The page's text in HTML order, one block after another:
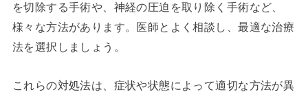
を切除する手術や、神経の圧迫を取り除く手術など、
様々な方法があります。医師とよく相談し、最適な治療
法を選択しましょう。
これらの対処法は、症状や状態によって適切な方法が異